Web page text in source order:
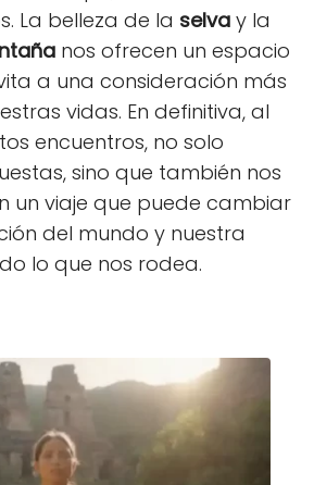
La belleza de la selva y la
nos ofrecen un espacio
a una consideración más
vidas. En definitiva, al
encuentros, no solo
sino que también nos
un viaje que puede cambiar
del mundo y nuestra
lo que nos rodea.